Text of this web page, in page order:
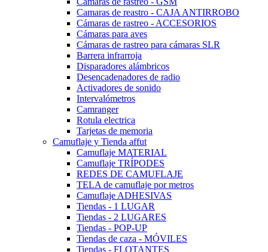
Camaras de reastro - CAJA ANTIRROBO
Cámaras de rastreo - ACCESORIOS
Cámaras para aves
Cámaras de rastreo para cámaras SLR
Barrera infrarroja
Disparadores alámbricos
Desencadenadores de radio
Activadores de sonido
Intervalómetros
Camranger
Rotula electrica
Tarjetas de memoria
Camuflaje y Tienda affut
Camuflaje MATERIAL
Camuflaje TRÍPODES
REDES DE CAMUFLAJE
TELA de camuflaje por metros
Camuflaje ADHESIVAS
Tiendas - 1 LUGAR
Tiendas - 2 LUGARES
Tiendas - POP-UP
Tiendas de caza - MÓVILES
Tiendas - FLOTANTES